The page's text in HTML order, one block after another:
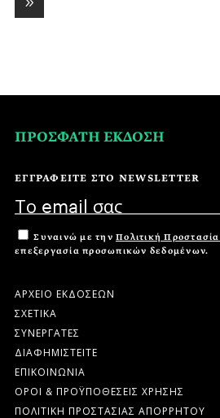
ΠΡΟΣΦΑΤΗ ΕΚΔΟΣΗ
ΕΓΓΡΑΦΕΙΤΕ ΣΤΟ NEWSLETTER
Συναινώ με την Πολιτική
επεξεργασία προσωπικών δεδομένων.
ΑΡΧΕΙΟ ΕΚΔΟΣΕΩΝ
ΣΧΕΤΙΚΑ
ΣΥΝΕΡΓΑΤΕΣ
ΔΙΑΦΗΜΙΣΤΕΙΤΕ
ΕΠΙΚΟΙΝΩΝΙΑ
ΟΡΟΙ & ΠΡΟΫΠΟΘΕΣΕΙΣ ΧΡΗΣΗΣ
ΠΟΛΙΤΙΚΗ ΠΡΟΣΤΑΣΙΑΣ ΑΠΟΡΡΗΤΟΥ